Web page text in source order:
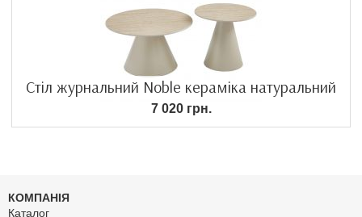
Стіл журнальний Noble кераміка натуральний
7 020 грн.
КОМПАНІЯ
Каталог